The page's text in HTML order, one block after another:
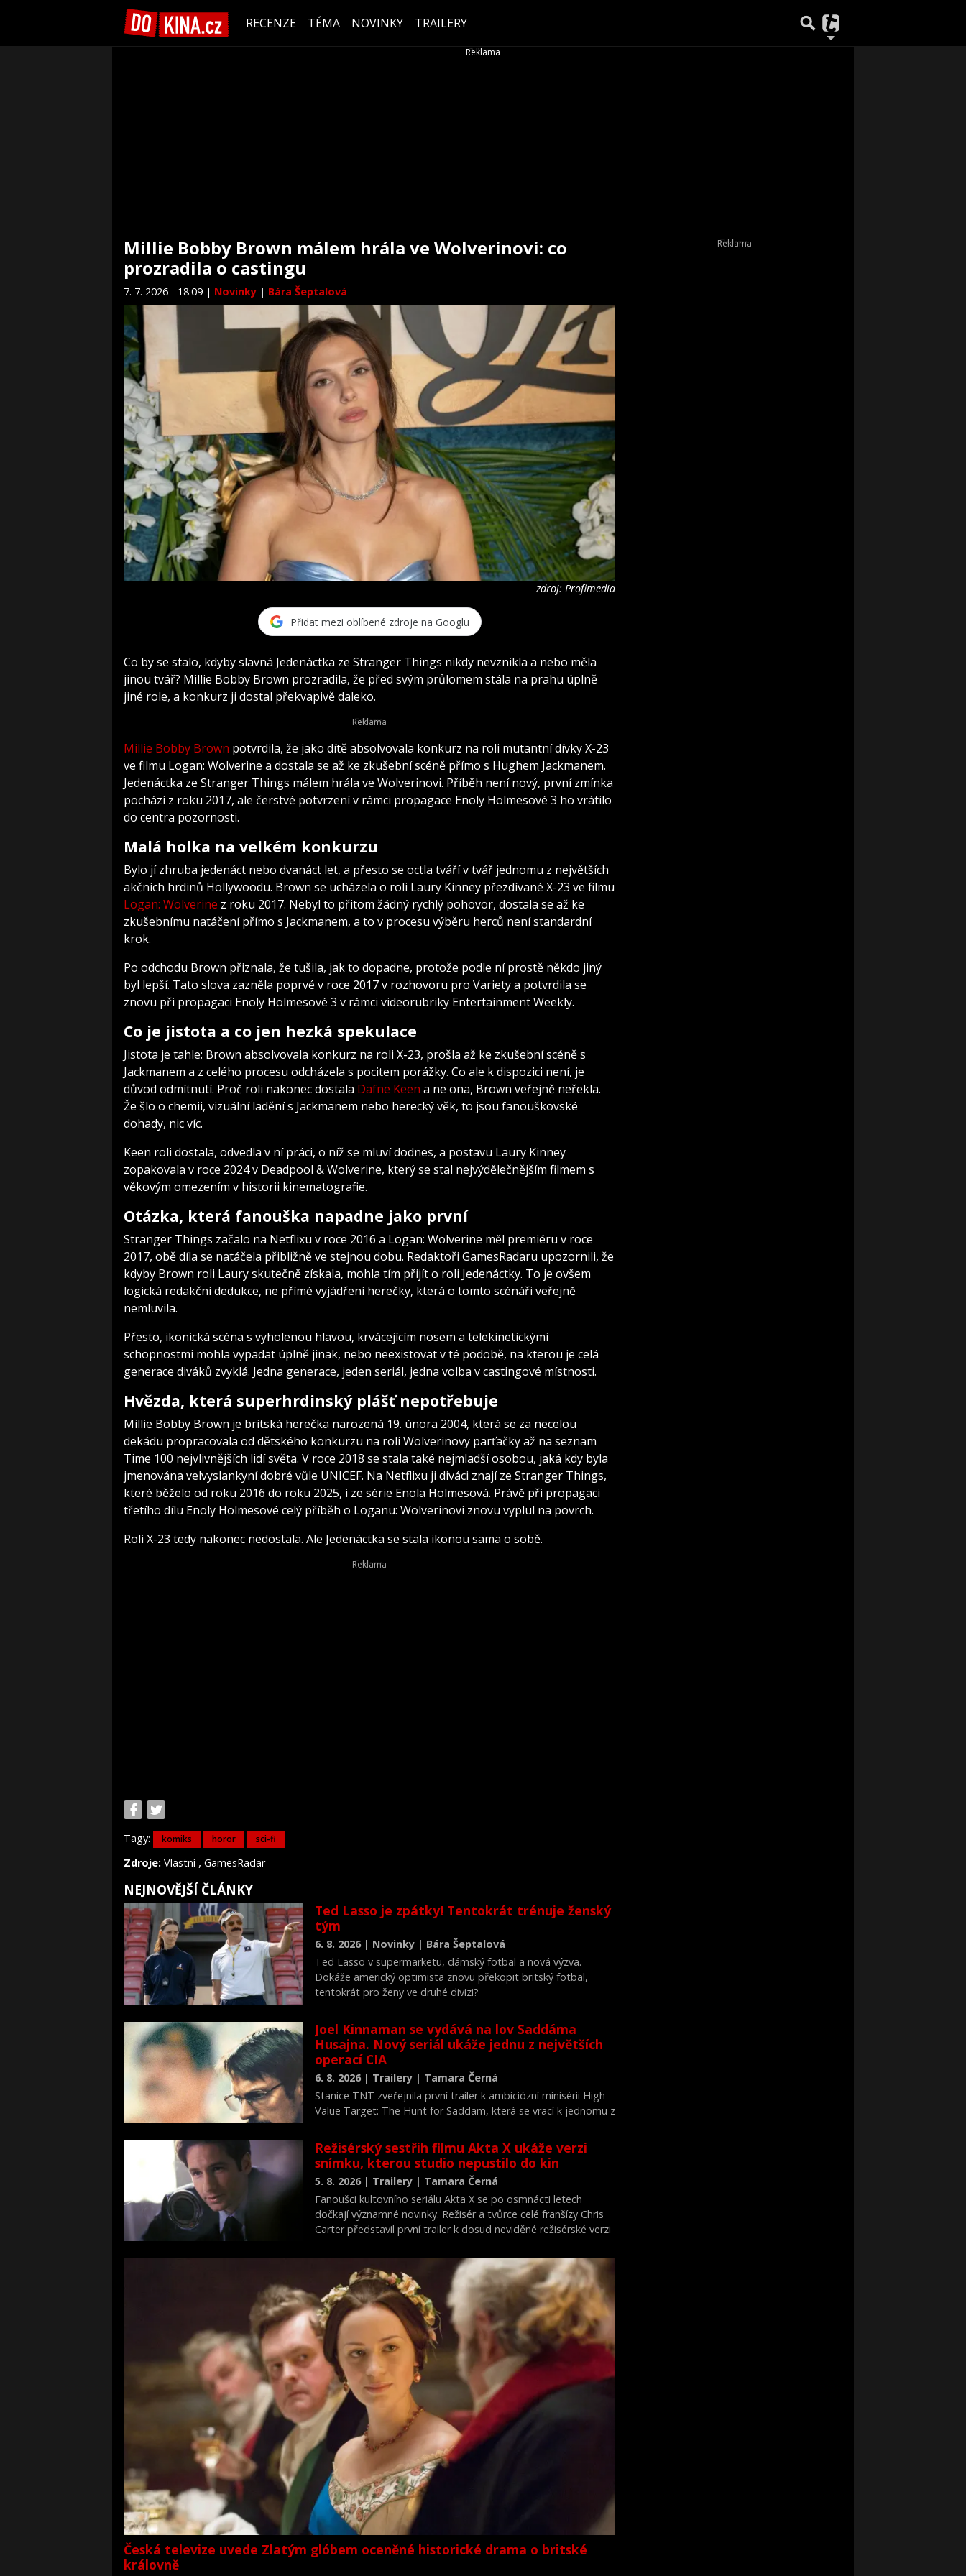
RECENZE TÉMA NOVINKY TRAILERY
Millie Bobby Brown málem hrála ve Wolverinovi: co
prozradila o castingu
7. 7. 2026 - 18:09 | Novinky | Bára Šeptalová
zdroj: Profimedia
Přidat mezi oblíbené zdroje na Googlu
Co by se stalo, kdyby slavná Jedenáctka ze Stranger Things nikdy nevznikla a nebo měla
jinou tvář? Millie Bobby Brown prozradila, že před svým průlomem stála na prahu úplně
jiné role, a konkurz ji dostal překvapivě daleko.
Millie Bobby Brown potvrdila, že jako dítě absolvovala konkurz na roli mutantní dívky X-23
ve filmu Logan: Wolverine a dostala se až ke zkušební scéně přímo s Hughem Jackmanem.
Jedenáctka ze Stranger Things málem hrála ve Wolverinovi. Příběh není nový, první zmínka
pochází z roku 2017, ale čerstvé potvrzení v rámci propagace Enoly Holmesové 3 ho vrátilo
do centra pozornosti.
Malá holka na velkém konkurzu
Bylo jí zhruba jedenáct nebo dvanáct let, a přesto se octla tváří v tvář jednomu z největších
akčních hrdinů Hollywoodu. Brown se ucházela o roli Laury Kinney přezdívané X-23 ve filmu
Logan: Wolverine z roku 2017. Nebyl to přitom žádný rychlý pohovor, dostala se až ke
zkušebnímu natáčení přímo s Jackmanem, a to v procesu výběru herců není standardní
krok.
Po odchodu Brown přiznala, že tušila, jak to dopadne, protože podle ní prostě někdo jiný
byl lepší. Tato slova zazněla poprvé v roce 2017 v rozhovoru pro Variety a potvrdila se
znovu při propagaci Enoly Holmesové 3 v rámci videorubriky Entertainment Weekly.
Co je jistota a co jen hezká spekulace
Jistota je tahle: Brown absolvovala konkurz na roli X-23, prošla až ke zkušební scéně s
Jackmanem a z celého procesu odcházela s pocitem porážky. Co ale k dispozici není, je
důvod odmítnutí. Proč roli nakonec dostala Dafne Keen a ne ona, Brown veřejně neřekla.
Že šlo o chemii, vizuální ladění s Jackmanem nebo herecký věk, to jsou fanouškovské
dohady, nic víc.
Keen roli dostala, odvedla v ní práci, o níž se mluví dodnes, a postavu Laury Kinney
zopakovala v roce 2024 v Deadpool & Wolverine, který se stal nejvýdělečnějším filmem s
věkovým omezením v historii kinematografie.
Otázka, která fanouška napadne jako první
Stranger Things začalo na Netflixu v roce 2016 a Logan: Wolverine měl premiéru v roce
2017, obě díla se natáčela přibližně ve stejnou dobu. Redaktoři GamesRadaru upozornili, že
kdyby Brown roli Laury skutečně získala, mohla tím přijít o roli Jedenáctky. To je ovšem
logická redakční dedukce, ne přímé vyjádření herečky, která o tomto scénáři veřejně
nemluvila.
Přesto, ikonická scéna s vyholenou hlavou, krvácejícím nosem a telekinetickými
schopnostmi mohla vypadat úplně jinak, nebo neexistovat v té podobě, na kterou je celá
generace diváků zvyklá. Jedna generace, jeden seriál, jedna volba v castingové místnosti.
Hvězda, která superhrdinský plášť nepotřebuje
Millie Bobby Brown je britská herečka narozená 19. února 2004, která se za necelou
dekádu propracovala od dětského konkurzu na roli Wolverinovy parťačky až na seznam
Time 100 nejvlivnějších lidí světa. V roce 2018 se stala také nejmladší osobou, jaká kdy byla
jmenována velvyslankyní dobré vůle UNICEF. Na Netflixu ji diváci znají ze Stranger Things,
které běželo od roku 2016 do roku 2025, i ze série Enola Holmesová. Právě při propagaci
třetího dílu Enoly Holmesové celý příběh o Loganu: Wolverinovi znovu vyplul na povrch.
Roli X-23 tedy nakonec nedostala. Ale Jedenáctka se stala ikonou sama o sobě.
Tagy: komiks horor sci-fi
Zdroje: Vlastní, GamesRadar
NEJNOVĚJŠÍ ČLÁNKY
Ted Lasso je zpátky! Tentokrát trénuje ženský
tým
6. 8. 2026 | Novinky | Bára Šeptalová
Ted Lasso v supermarketu, dámský fotbal a nová výzva.
Dokáže americký optimista znovu překopit britský fotbal,
tentokrát pro ženy ve druhé divizi?
Joel Kinnaman se vydává na lov Saddáma
Husajna. Nový seriál ukáže jednu z největších
operací CIA
6. 8. 2026 | Trailery | Tamara Černá
Stanice TNT zveřejnila první trailer k ambiciózní minisérii High
Value Target: The Hunt for Saddam, která se vrací k jednomu z
Režisérský sestřih filmu Akta X ukáže verzi
snímku, kterou studio nepustilo do kin
5. 8. 2026 | Trailery | Tamara Černá
Fanoušci kultovního seriálu Akta X se po osmnácti letech
dočkají významné novinky. Režisér a tvůrce celé franšízy Chris
Carter představil první trailer k dosud neviděné režisérské verzi
Česká televize uvede Zlatým glóbem oceněné historické drama o britské
královně